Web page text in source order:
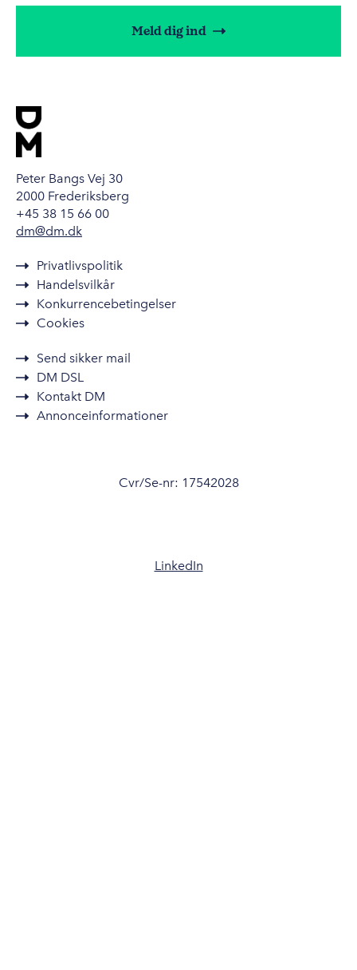
Meld dig ind
Peter Bangs Vej 30
2000 Frederiksberg
+45 38 15 66 00
dm@dm.dk
Privatlivspolitik
Handelsvilkår
Konkurrencebetingelser
Cookies
Send sikker mail
DM DSL
Kontakt DM
Annonceinformationer
Cvr/Se-nr: 17542028
LinkedIn